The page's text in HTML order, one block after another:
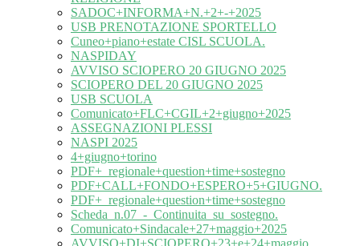
SADOC+INFORMA+N.+2+-+2025
USB PRENOTAZIONE SPORTELLO
Cuneo+piano+estate CISL SCUOLA.
NASPIDAY
AVVISO SCIOPERO 20 GIUGNO 2025
SCIOPERO DEL 20 GIUGNO 2025
USB SCUOLA
Comunicato+FLC+CGIL+2+giugno+2025
ASSEGNAZIONI PLESSI
NASPI 2025
4+giugno+torino
PDF+_regionale+question+time+sostegno
PDF+CALL+FONDO+ESPERO+5+GIUGNO.
PDF+_regionale+question+time+sostegno
Scheda_n.07_-_Continuita_su_sostegno.
Comunicato+Sindacale+27+maggio+2025